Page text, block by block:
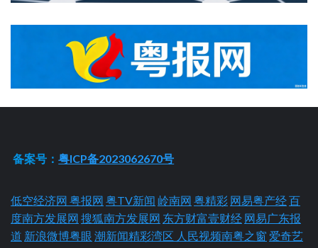
备案号：粤ICP备2023062670号
低空经济网 粤报网 粤TV新闻 岭南网 粤精彩 网易粤产经百
度南方发展网 搜狐南方发展网 东方财富壹财经 网易广东报
道 新浪微博粤眼 潮新闻精彩湾区 人民视频南粤之窗 爱奇艺